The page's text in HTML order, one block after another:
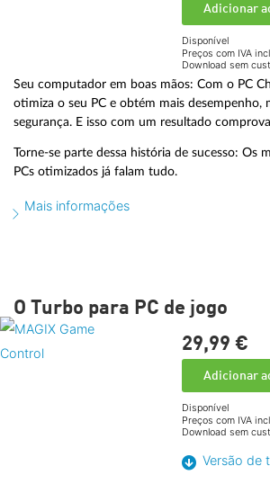
Adicionar
Disponível
Preços com IVA
Download sem
Seu computador em boas mãos: Com o PC
otimiza o seu PC e obtém mais desempenho,
segurança. E isso com um resultado
Torne-se parte dessa história de sucesso: Os
PCs otimizados já falam tudo.
Mais informações
O Turbo para PC de jogo
29,99 €
Adicionar
Disponível
Preços com IVA
Download sem
Versão de